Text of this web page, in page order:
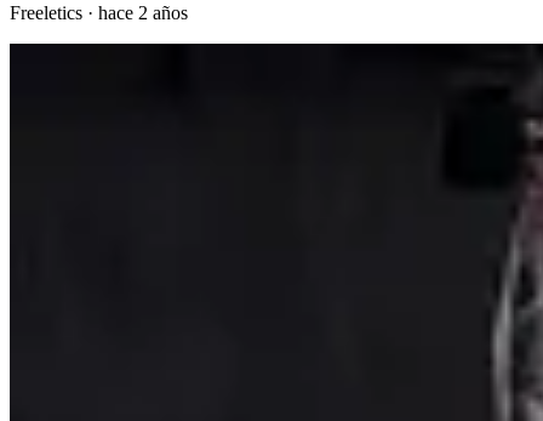
Freeletics · hace 2 años